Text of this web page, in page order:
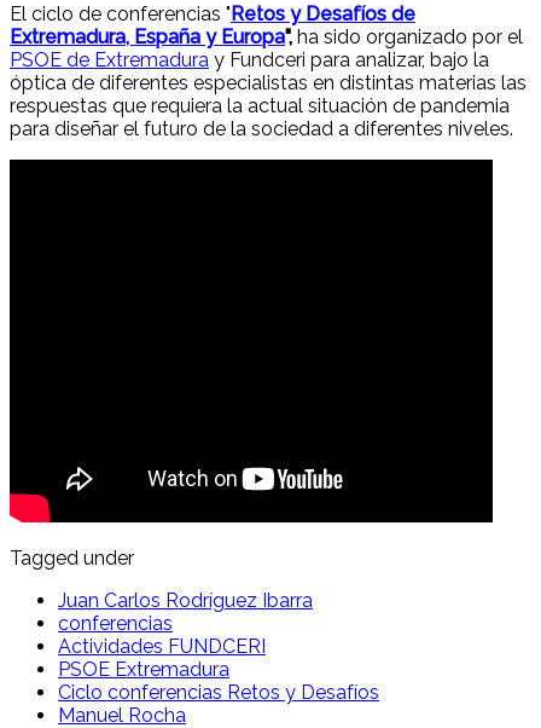
El ciclo de conferencias "Retos y Desafíos de
Extremadura, España y Europa", ha sido organizado por el
PSOE de Extremadura y Fundceri para analizar, bajo la
óptica de diferentes especialistas en distintas materias las
respuestas que requiera la actual situación de pandemia
para diseñar el futuro de la sociedad a diferentes niveles.
Tagged under
Juan Carlos Rodríguez Ibarra
conferencias
Actividades FUNDCERI
PSOE Extremadura
Ciclo conferencias Retos y Desafíos
Manuel Rocha